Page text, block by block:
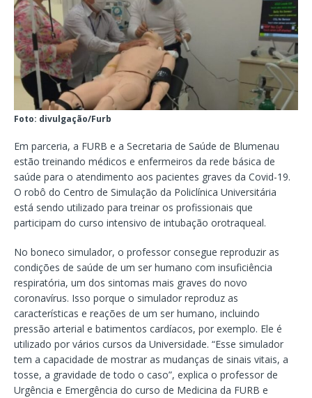
Foto: divulgação/Furb
Em parceria, a FURB e a Secretaria de Saúde de Blumenau
estão treinando médicos e enfermeiros da rede básica de
saúde para o atendimento aos pacientes graves da Covid-19.
O robô do Centro de Simulação da Policlínica Universitária
está sendo utilizado para treinar os profissionais que
participam do curso intensivo de intubação orotraqueal.
No boneco simulador, o professor consegue reproduzir as
condições de saúde de um ser humano com insuficiência
respiratória, um dos sintomas mais graves do novo
coronavírus. Isso porque o simulador reproduz as
características e reações de um ser humano, incluindo
pressão arterial e batimentos cardíacos, por exemplo. Ele é
utilizado por vários cursos da Universidade. “Esse simulador
tem a capacidade de mostrar as mudanças de sinais vitais, a
tosse, a gravidade de todo o caso”, explica o professor de
Urgência e Emergência do curso de Medicina da FURB e